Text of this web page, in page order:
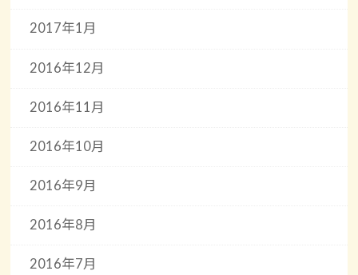
2017年1月
2016年12月
2016年11月
2016年10月
2016年9月
2016年8月
2016年7月